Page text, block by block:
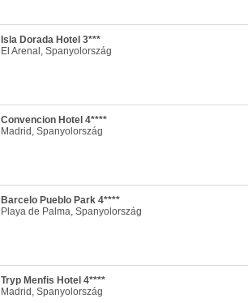
Isla Dorada Hotel 3***
El Arenal, Spanyolország
Convencion Hotel 4****
Madrid, Spanyolország
Barcelo Pueblo Park 4****
Playa de Palma, Spanyolország
Tryp Menfis Hotel 4****
Madrid, Spanyolország